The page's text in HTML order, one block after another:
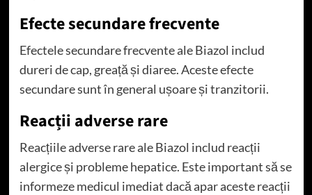
Efecte secundare frecvente
Efectele secundare frecvente ale Biazol includ
dureri de cap, greață și diaree. Aceste efecte
secundare sunt în general ușoare și tranzitorii.
Reacții adverse rare
Reacțiile adverse rare ale Biazol includ reacții
alergice și probleme hepatice. Este important să se
informeze medicul imediat dacă apar aceste reacții